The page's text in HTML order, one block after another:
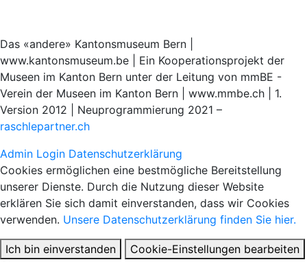
Das «andere» Kantonsmuseum Bern |
www.kantonsmuseum.be | Ein Kooperationsprojekt der
Museen im Kanton Bern unter der Leitung von mmBE -
Verein der Museen im Kanton Bern | www.mmbe.ch | 1.
Version 2012 | Neuprogrammierung 2021 –
raschlepartner.ch
Admin Login Datenschutzerklärung
Cookies ermöglichen eine bestmögliche Bereitstellung
unserer Dienste. Durch die Nutzung dieser Website
erklären Sie sich damit einverstanden, dass wir Cookies
verwenden. Unsere Datenschutzerklärung finden Sie hier.
Ich bin einverstanden
Cookie-Einstellungen bearbeiten